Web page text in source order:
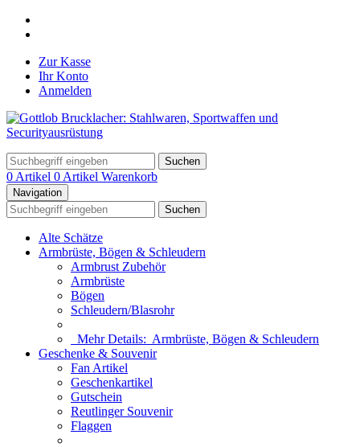
Zur Kasse
Ihr Konto
Anmelden
Suchen
0 Artikel 0 Artikel Warenkorb
Navigation
Suchen
Alte Schätze
Armbrüste, Bögen & Schleudern
Armbrust Zubehör
Armbrüste
Bögen
Schleudern/Blasrohr
Mehr Details: Armbrüste, Bögen & Schleudern
Geschenke & Souvenir
Fan Artikel
Geschenkartikel
Gutschein
Reutlinger Souvenir
Flaggen